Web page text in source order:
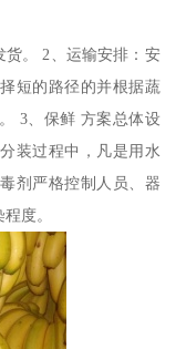
。 2、运输安排：安
短的路径的并根据蔬
3、保鲜 方案总体设
装过程中，凡是用水
剂严格控制人员、器
度。